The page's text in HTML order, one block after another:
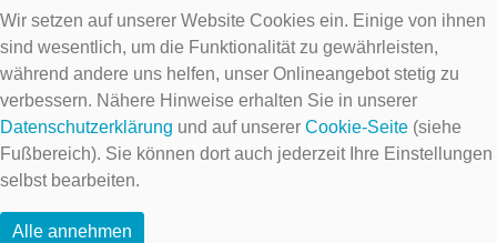
Wir setzen auf unserer Website Cookies ein. Einige von ihnen
sind wesentlich, um die Funktionalität zu gewährleisten,
während andere uns helfen, unser Onlineangebot stetig zu
verbessern. Nähere Hinweise erhalten Sie in unserer
Datenschutzerklärung und auf unserer Cookie-Seite (siehe
Fußbereich). Sie können dort auch jederzeit Ihre Einstellungen
selbst bearbeiten.
Alle annehmen